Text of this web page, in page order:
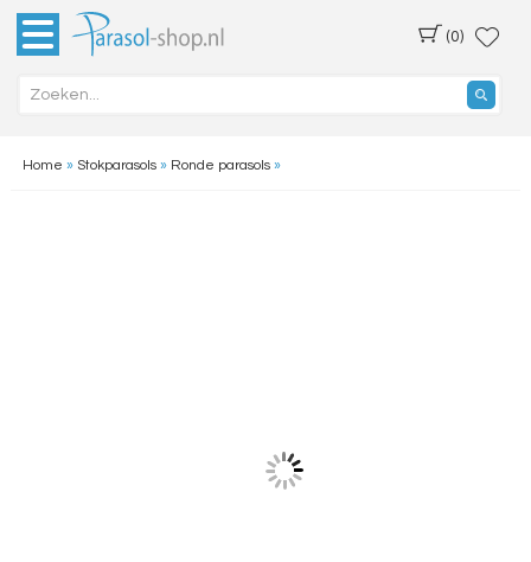
(0)
Home » Stokparasols» Ronde parasols»